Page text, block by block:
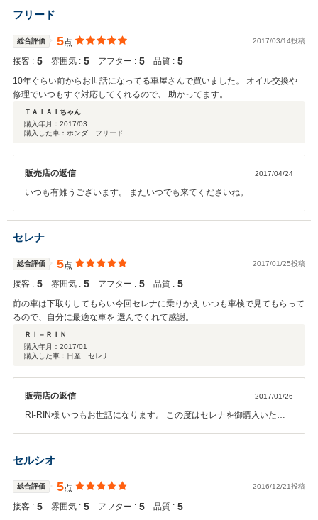
フリード
総合評価 5点 2017/03/14投稿
接客 : 5 雰囲気 : 5 アフター : 5 品質 : 5
10年ぐらい前からお世話になってる車屋さんで買いました。 オイル交換や
修理でいつもすぐ対応してくれるので、 助かってます。
ＴＡＩＡＩちゃん
購入年月： 2017/03
購入した車：ホンダ フリード
販売店の返信 2017/04/24
いつも有難うございます。 またいつでも来てくださいね。
セレナ
総合評価 5点 2017/01/25投稿
接客 : 5 雰囲気 : 5 アフター : 5 品質 : 5
前の車は下取りしてもらい今回セレナに乗りかえ いつも車検で見てもらって
るので、自分に最適な車を 選んでくれて感謝。
ＲＩ－ＲＩＮ
購入年月： 2017/01
購入した車：日産 セレナ
販売店の返信 2017/01/26
RI-RIN様 いつもお世話になります。 この度はセレナを御購入いただ
ださい。 今後ともどうぞよろしくお願いいたします。
セルシオ
総合評価 5点 2016/12/21投稿
接客 : 5 雰囲気 : 5 アフター : 5 品質 : 5